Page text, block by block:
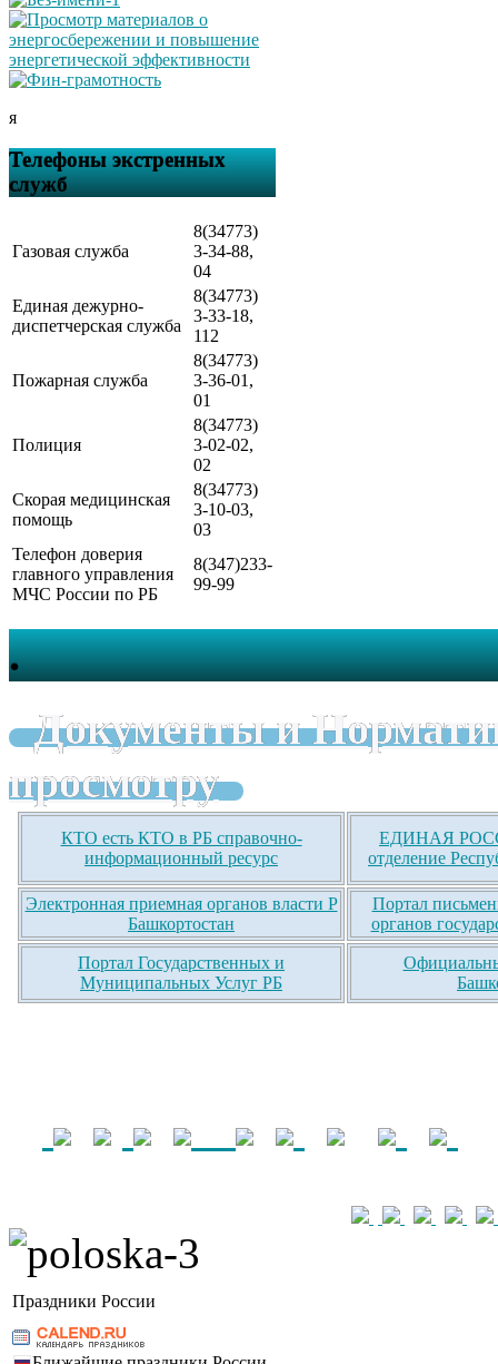
я
Телефоны экстренных
служб
Газовая служба
8(34773)
3-34-88,
04
Единая дежурно-
диспетчерская служба
8(34773)
3-33-18,
112
Пожарная служба
8(34773)
3-36-01,
01
Полиция
8(34773)
3-02-02,
02
Скорая медицинская
помощь
8(34773)
3-10-03,
03
Телефон доверия
главного управления
МЧС России по РБ
8(347)233-
99-99
.
Документы и
просмотру
КТО есть КТО в РБ справочно-
информационный ресурс
ЕДИНАЯ
отделение
Электронная приемная органов власти Р
Башкортостан
Портал
органов
Портал Государственных и
Муниципальных Услуг РБ
Праздники России